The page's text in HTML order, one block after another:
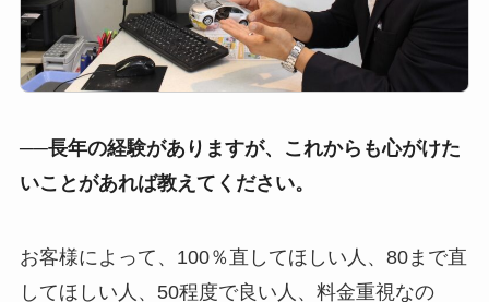
──長年の経験がありますが、これからも心がけた
いことがあれば教えてください。
お客様によって、100％直してほしい人、80まで直
してほしい人、50程度で良い人、料金重視なの